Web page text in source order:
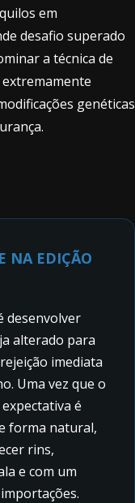
em
desafio superado
a técnica de
genéticas
NA EDIÇÃO
desenvolver
alterado para
imediata
Uma vez que o
é
forma natural,
rins,
e com um